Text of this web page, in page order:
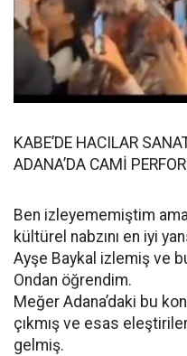
KABE’DE HACILAR
ADANA’DA CAMİ
Ben izleyememiştim
kültürel nabzını en iyi
Ayşe Baykal izlemiş ve
Ondan öğrendim.
Meğer Adana’daki bu
çıkmış ve esas
gelmiş.